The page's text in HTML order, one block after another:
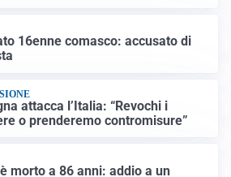
16enne comasco: accusato di
attacca l’Italia: “Revochi i
o prenderemo contromisure”
morto a 86 anni: addio a un